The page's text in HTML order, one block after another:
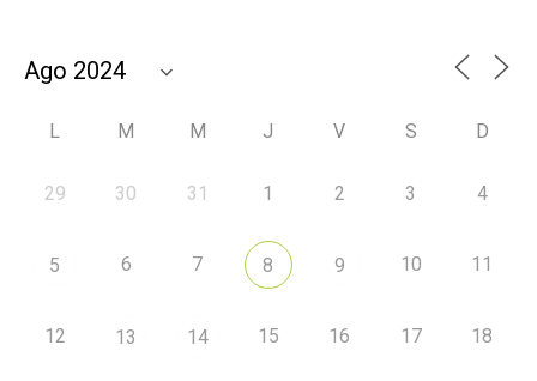
L M M J V S D
29 30 31 1 2 3 4
5 6 7 8 9 10 11
12 13 14 15 16 17 18